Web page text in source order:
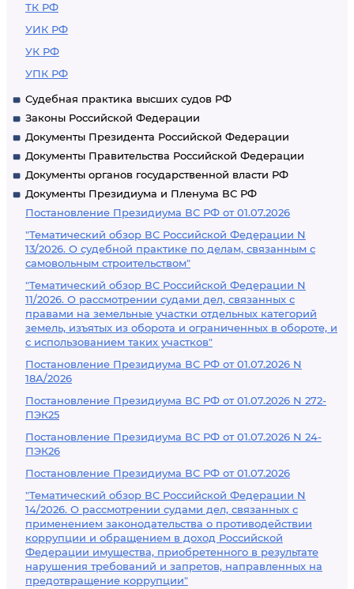
ТК РФ
УИК РФ
УК РФ
УПК РФ
Судебная практика высших судов РФ
Законы Российской Федерации
Документы Президента Российской Федерации
Документы Правительства Российской Федерации
Документы органов государственной власти РФ
Документы Президиума и Пленума ВС РФ
Постановление Президиума ВС РФ от 01.07.2026
"Тематический обзор ВС Российской Федерации N
13/2026. О судебной практике по делам, связанным с
самовольным строительством"
"Тематический обзор ВС Российской Федерации N
11/2026. О рассмотрении судами дел, связанных с
правами на земельные участки отдельных категорий
земель, изъятых из оборота и ограниченных в обороте, и
с использованием таких участков"
Постановление Президиума ВС РФ от 01.07.2026 N
18А/2026
Постановление Президиума ВС РФ от 01.07.2026 N 272-
ПЭК25
Постановление Президиума ВС РФ от 01.07.2026 N 24-
ПЭК26
Постановление Президиума ВС РФ от 01.07.2026
"Тематический обзор ВС Российской Федерации N
14/2026. О рассмотрении судами дел, связанных с
применением законодательства о противодействии
коррупции и обращением в доход Российской
Федерации имущества, приобретенного в результате
нарушения требований и запретов, направленных на
предотвращение коррупции"